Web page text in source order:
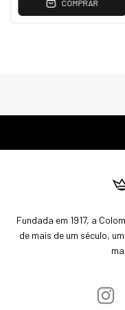
COMPRAR
Fundada em 1917, a
de mais de um século,